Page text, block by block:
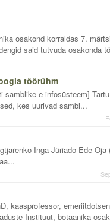
osakond korraldas 7.
said tutvuda osakonda
töörühm
samblike e-infosüsteem]
kes uurivad sambl...
Inga Jüriado Ede
kaasprofessor,
Instituut, botaanika